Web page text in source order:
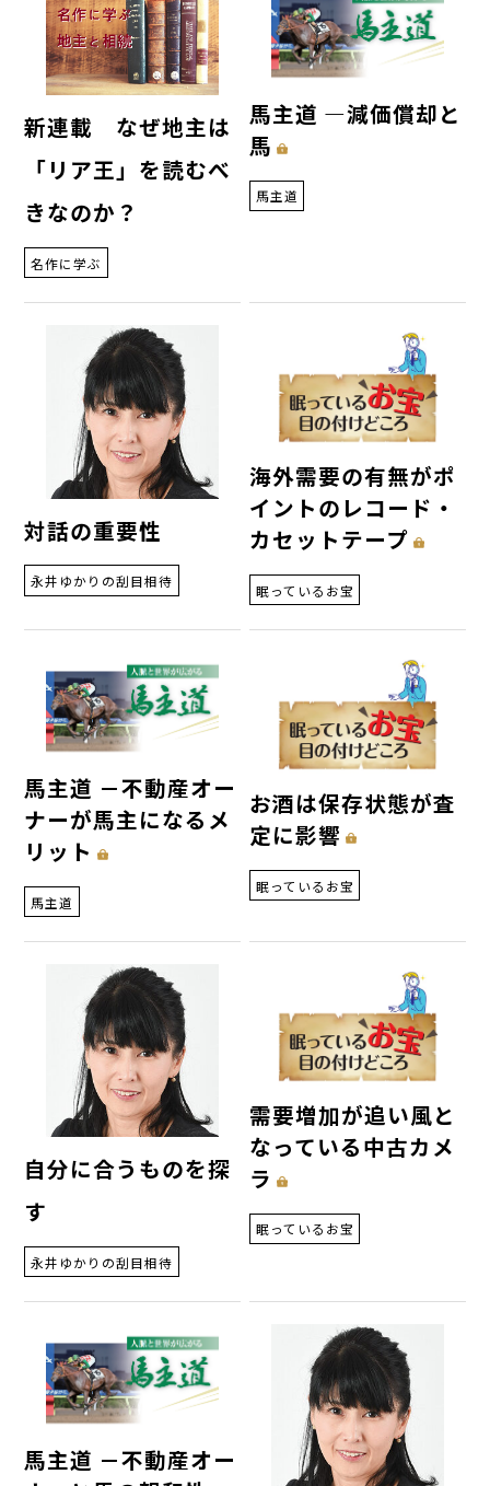
新連載 なぜ地主は
「リア王」を読むべ
きなのか？
名作に学ぶ
馬主道 ―減価償却と
馬
馬主道
対話の重要性
永井ゆかりの刮目相待
海外需要の有無がポ
イントのレコード・
カセットテープ
眠っているお宝
馬主道 －不動産オー
ナーが馬主になるメ
リット
馬主道
お酒は保存状態が査
定に影響
眠っているお宝
自分に合うものを探
す
永井ゆかりの刮目相待
需要増加が追い風と
なっている中古カメ
ラ
眠っているお宝
馬主道 －不動産オー